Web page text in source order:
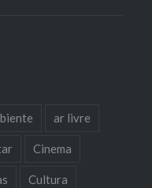
ar livre
Cinema
Cultura